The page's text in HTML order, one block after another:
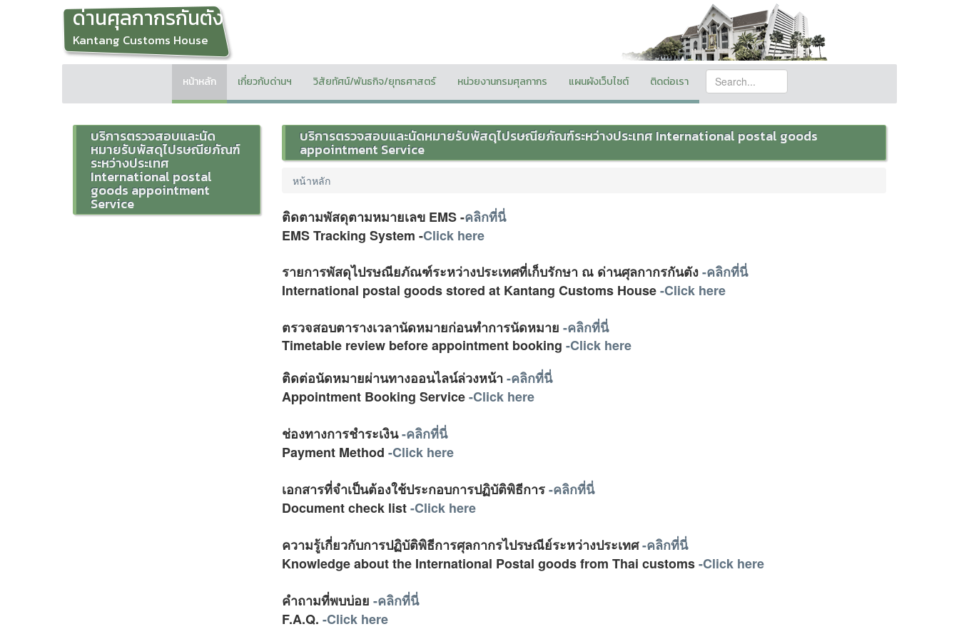
ด่านศุลกากรกันตัง
Kantang Customs House
หน้าหลัก เกี่ยวกับด่านฯ วิสัยทัศน์/พันธกิจ/ยุทธศาสตร์ หน่วยงานกรมศุลกากร แผนผังเว็บไซต์ ติดต่อเรา
บริการตรวจสอบและนัด
หมายรับพัสดุไปรษณียภัณฑ์
ระหว่างประเทศ
International postal
goods appointment
Service
บริการตรวจสอบและนัดหมายรับพัสดุไปรษณียภัณฑ์ระหว่างประเทศ International postal goods
appointment Service
หน้าหลัก
ติดตามพัสดุตามหมายเลข EMS -คลิกที่นี่
EMS Tracking System -Click here
รายการพัสดุไปรษณียภัณฑ์ระหว่างประเทศที่เก็บรักษา ณ ด่านศุลกากรกันตัง-คลิกที่นี่
International postal goods stored at Kantang Customs House-Click here
ตรวจสอบตารางเวลานัดหมายก่อนทำการนัดหมาย -คลิกที่นี่
Timetable review before appointment booking -Click here
ติดต่อนัดหมายผ่านทางออนไลน์ล่วงหน้า-คลิกที่นี่
Appointment Booking Service-Click here
ช่องทางการชำระเงิน-คลิกที่นี่
Payment Method -Click here
เอกสารที่จำเป็นต้องใช้ประกอบการปฏิบัติพิธีการ-คลิกที่นี่
Document check list-Click here
ความรู้เกี่ยวกับการปฏิบัติพิธีการศุลกากรไปรษณีย์ระหว่างประเทศ-คลิกที่นี่
Knowledge about the International Postal goods from Thai customs-Click here
คำถามที่พบบ่อย -คลิกที่นี่
F.A.Q. -Click here